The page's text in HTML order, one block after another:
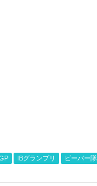
IBグランプリ ビーバー隊